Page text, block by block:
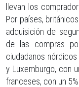
llevan los
Por países,
adquisición de
de las compras
ciudadanos nórdicos
y Luxemburgo, con
franceses, con un